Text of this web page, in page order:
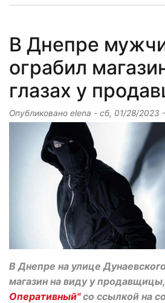
В Днепре
ограбил
глазах у
Опубликовано elena - сб, 01/28/2023
В Днепре на улице
магазин на виду у
Оперативный"со ссылкой на